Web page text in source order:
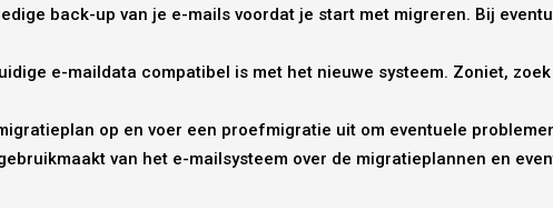
back-up van je e-mails voordat je start met migreren. Bij
e-maildata compatibel is met het nieuwe systeem. Zoniet,
op en voer een proefmigratie uit om eventuele
van het e-mailsysteem over de migratieplannen en